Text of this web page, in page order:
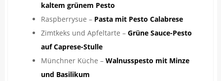
kaltem grünem Pesto
Raspberrysue – Pasta mit Pesto Calabrese
Zimtkeks und Apfeltarte – Grüne Sauce-Pesto
auf Caprese-Stulle
Münchner Küche – Walnusspesto mit Minze
und Basilikum